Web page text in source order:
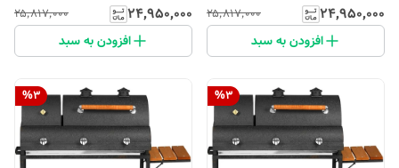
۲۴٬۹۵۰٬۰۰۰ ۲۵٬۸۱۷٬۰۰۰
افزودن به سبد
MTF10
۲۴٬۹۵۰٬۰۰۰ ۲۵٬۸۱۷٬۰۰۰
افزودن به سبد
%3
%3